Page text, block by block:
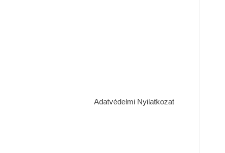
Adatvédelmi Nyilatkozat